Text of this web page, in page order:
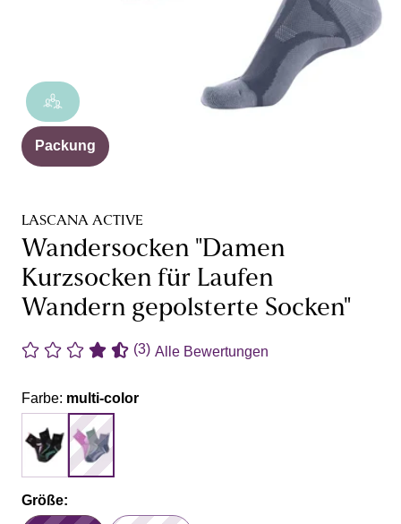
Packung
LASCANA ACTIVE
Wandersocken "Damen
Kurzsocken für Laufen
Wandern gepolsterte Socken"
(3) Alle Bewertungen
Farbe: multi-color
Größe: